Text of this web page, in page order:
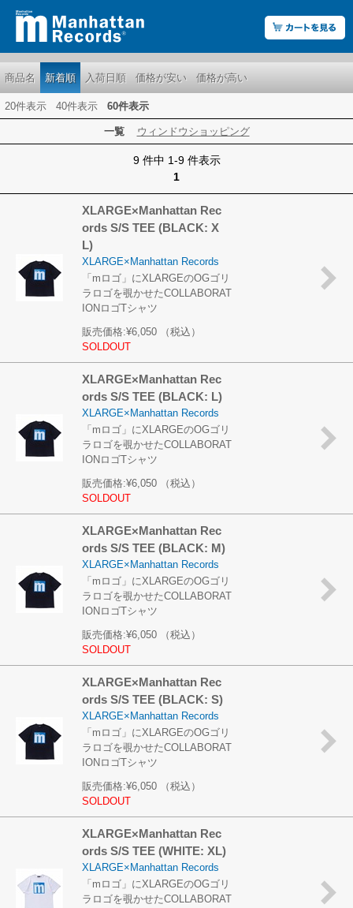
商品名 新着順 入荷日順 価格が安い 価格が高い
20件表示 40件表示 60件表示
一覧 ウィンドウショッピング
9 件中 1-9 件表示
1
XLARGE×Manhattan Rec
ords S/S TEE (BLACK: X
L)
XLARGE×Manhattan Records
「mロゴ」にXLARGEのOGゴリ
ラロゴを覗かせたCOLLABORAT
IONロゴTシャツ
販売価格:¥6,050
（税込）
SOLDOUT
XLARGE×Manhattan Rec
ords S/S TEE (BLACK: L)
XLARGE×Manhattan Records
「mロゴ」にXLARGEのOGゴリ
ラロゴを覗かせたCOLLABORAT
IONロゴTシャツ
販売価格:¥6,050
（税込）
SOLDOUT
XLARGE×Manhattan Rec
ords S/S TEE (BLACK: M)
XLARGE×Manhattan Records
「mロゴ」にXLARGEのOGゴリ
ラロゴを覗かせたCOLLABORAT
IONロゴTシャツ
販売価格:¥6,050
（税込）
SOLDOUT
XLARGE×Manhattan Rec
ords S/S TEE (BLACK: S)
XLARGE×Manhattan Records
「mロゴ」にXLARGEのOGゴリ
ラロゴを覗かせたCOLLABORAT
IONロゴTシャツ
販売価格:¥6,050
（税込）
SOLDOUT
XLARGE×Manhattan Rec
ords S/S TEE (WHITE: XL)
XLARGE×Manhattan Records
「mロゴ」にXLARGEのOGゴリ
ラロゴを覗かせたCOLLABORAT